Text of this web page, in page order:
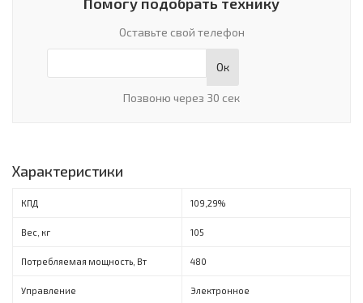
Оставьте свой телефон
Ок
Позвоню через 30 сек
Характеристики
КПД 109,29%
Вес, кг 105
Потребляемая мощность, Вт 480
Управление Электронное